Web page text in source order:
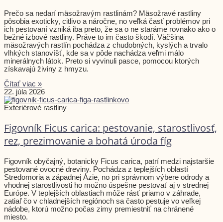
Prečo sa nedarí mäsožravým rastlinám? Mäsožravé rastliny
pôsobia exoticky, citlivo a náročne, no veľká časť problémov pri
ich pestovaní vzniká iba preto, že sa o ne staráme rovnako ako o
bežné izbové rastliny. Práve to im často škodí. Väčšina
mäsožravých rastlín pochádza z chudobných, kyslých a trvalo
vlhkých stanovíšť, kde sa v pôde nachádza veľmi málo
minerálnych látok. Preto si vyvinuli pasce, pomocou ktorých
získavajú živiny z hmyzu.
Čítať viac »
22. júla 2026
Exteriérové rastliny
Figovník Ficus carica: pestovanie, starostlivosť,
rez, prezimovanie a bohatá úroda fíg
Figovník obyčajný, botanicky Ficus carica, patrí medzi najstaršie
pestované ovocné dreviny. Pochádza z teplejších oblastí
Stredomoria a západnej Ázie, no pri správnom výbere odrody a
vhodnej starostlivosti ho možno úspešne pestovať aj v strednej
Európe. V teplejších oblastiach môže rásť priamo v záhrade,
zatiaľ čo v chladnejších regiónoch sa často pestuje vo veľkej
nádobe, ktorú možno počas zimy premiestniť na chránené
miesto.